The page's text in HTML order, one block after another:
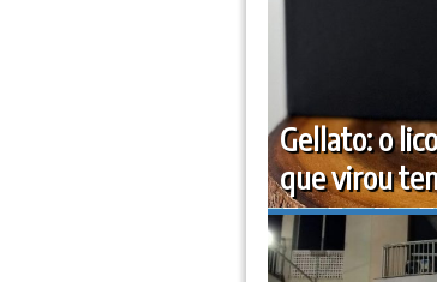
Gellato: o
que virou